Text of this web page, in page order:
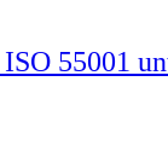
55001